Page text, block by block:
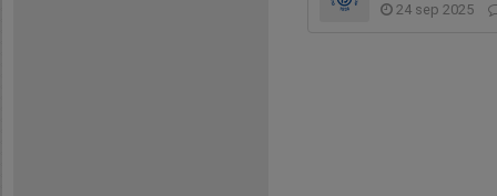
24 sep 2025